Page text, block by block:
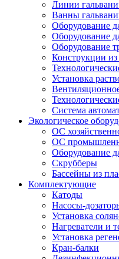
Линии
Ванны
Оборудование
Оборудование
Оборудование
Конструкции из
Установка
Система
Экологическое
ОС
ОС
Оборудование
Скрубберы
Бассейны из
Комплектующие
Катоды
Насосы-
Установка
Нагреватели и
Установка
Кран-балки